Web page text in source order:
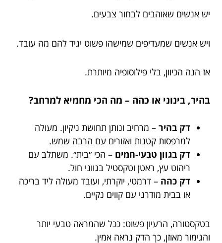
יש אנשים שאוהבים לבחור צבעים.
ויש אנשים שמעדיפים שמישהו פשוט יגיד להם מה עובד.
אז הנה הכיוון, בלי פילוסופיה מיותרת.
בהיר, בינוני או כהה – מה הכי מחמיא למרחב?
דק בהיר – מרחיב ונותן תחושת ניקיון. מעולה
למרפסות קטנות ואזורים עם הרבה שמש.
דק בגוון טבעי-חמים – הכי ״בית״. משתלב עם
ריהוט עץ, ראטן וטקסטיל בגווני חול.
דק כהה – דרמטי, יוקרתי, ועובד מעולה ליד בריכה
או בבית מודרני עם קווים נקיים.
בטקסטורה, הרעיון פשוט: ככל שהמראה טבעי יותר
והגימור מאוזן, כך הדק נראה אמין.